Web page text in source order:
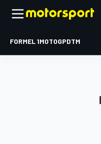
FORMEL 1MOTOGPDTM